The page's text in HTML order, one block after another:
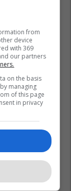
from
device
with 369
our partners
on the basis
managing
of this page
in privacy